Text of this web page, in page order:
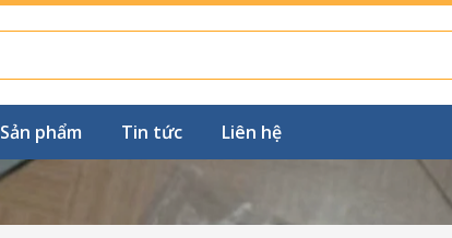
Sản phẩm Tin tức Liên hệ